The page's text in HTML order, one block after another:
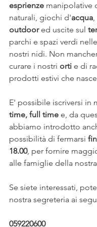
esprienze manipolative
naturali, giochi d'acqua
outdoor ed uscite sul
parchi e spazi verdi
nostri nidi. Non
curare i nostri orti e di
prodotti estivi che
E' possibile iscriversi in
time, full time e, da
abbiamo introdotto
possibilità di fermarsi
18.00, per fornire
alle famiglie della
Se siete interessati,
nostra segreteria ai
059220600